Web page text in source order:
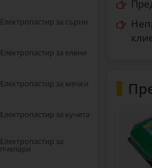
Електропастир за сърни
Електропастир за елени
Електропастир за мечки
Електропастир за кучета
Електропастир за
пчелари